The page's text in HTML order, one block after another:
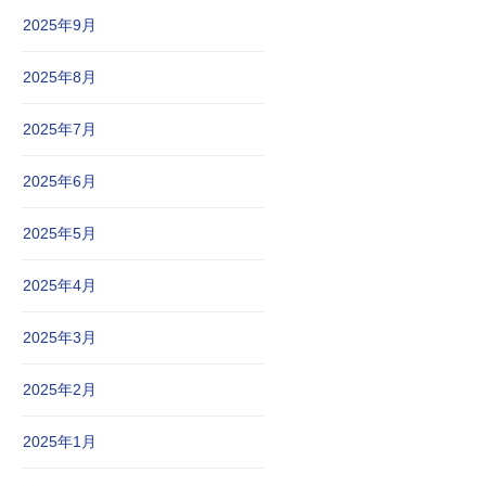
2025年9月
2025年8月
2025年7月
2025年6月
2025年5月
2025年4月
2025年3月
2025年2月
2025年1月